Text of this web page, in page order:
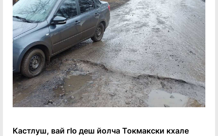
Кастлуш, вай гӀо деш йолча Токмакски кхале